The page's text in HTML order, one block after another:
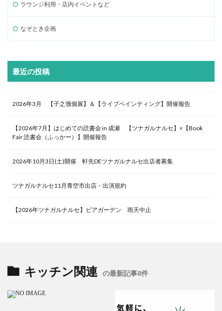
ラウンジ利用・店内イベントなど
なぞとき企画
最近の投稿
2026年3月 【子之籏個展】＆【ライブペインティング】開催報告
【2026年7月】はじめての読書会 in 成瀬 【ツナガルナルセ】×【Book
Fair 読書会（ふっかー）】開催報告
2026年10月3日(土)開催 軒先DEツナガルナルセ出店者募集
ツナガルナルセ11月青空市出店・出演規約
【2026年ツナガルナルセ】ビアガーデン 雨天中止
キッチン関連 の最新記事8件